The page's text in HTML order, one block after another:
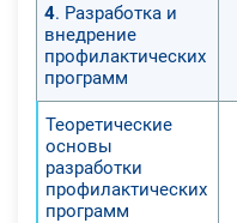
4. Разработка и
внедрение
профилактических
программ
Теоретические
основы
разработки
профилактических
программ